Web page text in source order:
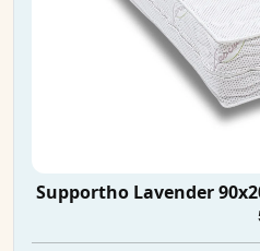
Supportho Lavender